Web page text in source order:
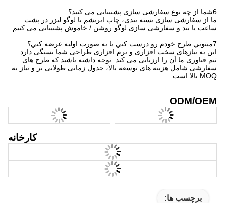
6شما از چه نوع سفارشی سازی پشتیبانی می کنید؟
ما از سفارشی سازی بسته بندی، چاپ ابریشم یا لوگو لیزر در پشت
ساعت یا بند و سفارشی سازی لوگو روشن / خاموش پشتیبانی می کنیم.
7ميتوني طرح خودم رو درست کني يا به صورت اوليه عرضه کني؟
این به نیازهای سخت افزاری و نرم افزاری طراحی شما بستگی دارد.
تیم فناوری ما آن را ارزیابی می کند. توجه داشته باشید که طرح های
سفارشی شامل هزینه های توسعه بالا، جدول زمانی طولانی تر و نیاز به
MOQ بالا است..
ODM/OEM
کارخانه
برچسب ها: